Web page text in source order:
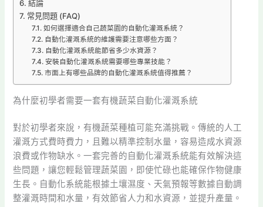
結論
常見問題 (FAQ)
如何選擇適合自己蔬菜園的自動化灌溉系統？
自動化灌溉系統的維護需要注意哪些方面？
自動化灌溉系統能節省多少水資源？
安裝自動化灌溉系統需要哪些專業技能？
市面上有哪些品牌的自動化灌溉系統值得推薦？
為什麼初學者需要一套有機蔬菜自動化灌溉系統
對於初學者來說，有機蔬菜種植可能充滿挑戰。傳統的人工
灌溉方式費時費力，且難以精準控制水量，容易造成水資源
浪費或作物缺水。一套完善的自動化灌溉系統能有效解決這
些問題，讓您輕鬆管理蔬菜園，即使忙碌也能確保作物健康
生長。自動化系統能根據土壤濕度、天氣預報等數據自動調
整灌溉時間和水量，有效節省人力和水資源，並提升產量。